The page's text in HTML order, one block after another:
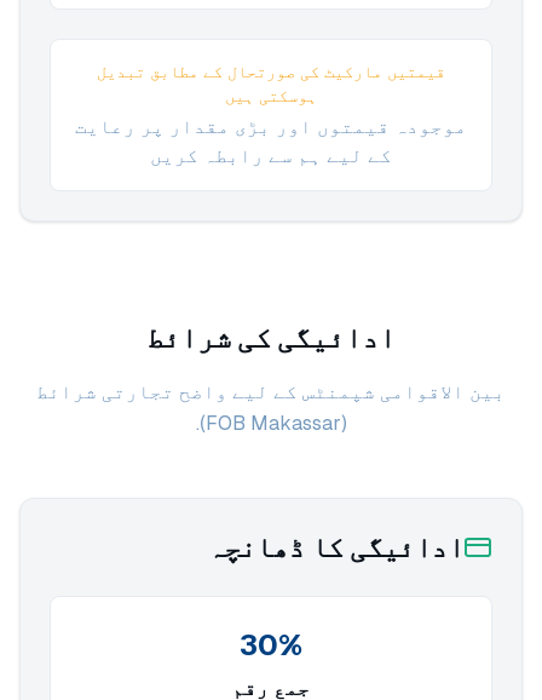
قیمتیں مارکیٹ کی صورتحال کے مطابق تبدیل
ہوسکتی ہیں
موجودہ قیمتوں اور بڑی مقدار پر رعایت
کے لیے ہم سے رابطہ کریں
ادائیگی کی شرائط
بین الاقوامی شپمنٹس کے لیے واضح تجارتی شرائط
(FOB Makassar).
ادائیگی کا ڈھانچہ
30%
جمع رقم